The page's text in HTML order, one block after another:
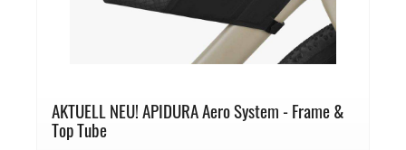
AKTUELL NEU! APIDURA Aero System - Frame &
Top Tube